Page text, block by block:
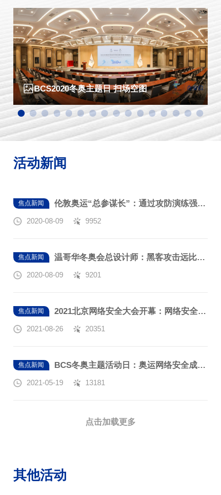
主题活动日韩主席特写
BCS2020冬奥主题日 扫场空图
BCS2020 冬奥主题活动日
BCS2020 冬奥主题活动日
活动新闻
焦点新闻 伦敦奥运“总参谋长”：通过攻防演练强化防御能力
2020-08-09 9952
焦点新闻 温哥华冬奥会总设计师：黑客攻击远比想象的多 安全不能掉以轻心
2020-08-09 9201
焦点新闻 2021北京网络安全大会开幕：网络安全中国代表队正式组建
2021-08-26 20351
焦点新闻 BCS冬奥主题活动日：奥运网络安全成全球关注焦点
2021-05-19 13181
点击加载更多
其他活动